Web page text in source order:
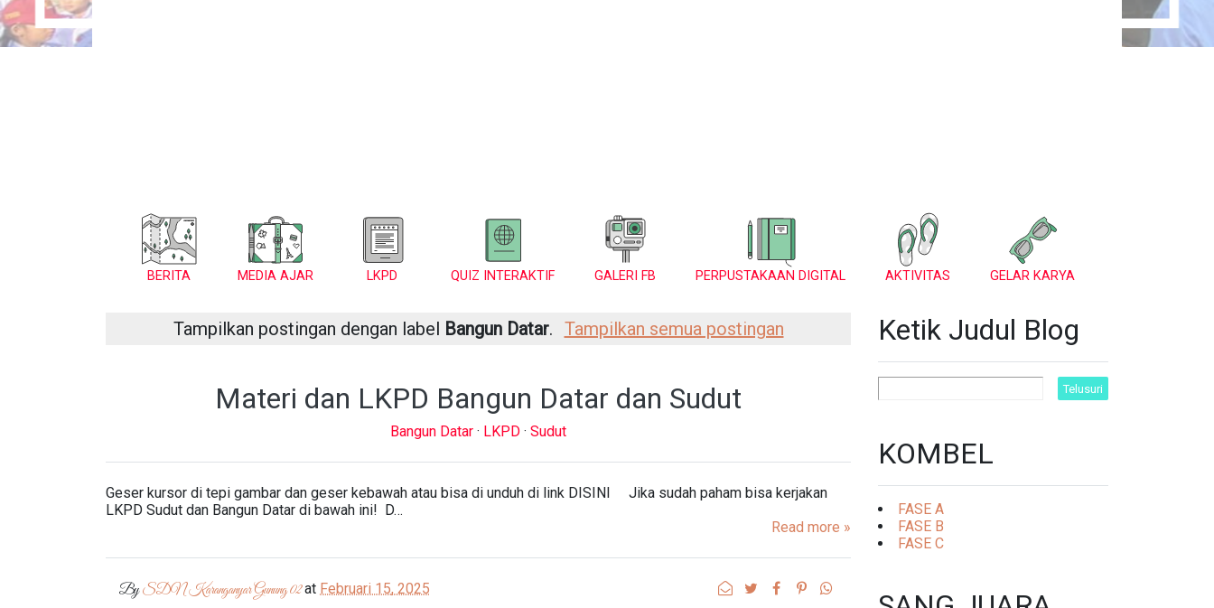
BERITA MEDIA AJAR LKPD QUIZ INTERAKTIF GALERI FB PERPUSTAKAAN DIGITAL AKTIVITAS GELAR KARYA
Tampilkan postingan dengan label Bangun Datar. Tampilkan semua postingan
Materi dan LKPD Bangun Datar dan Sudut
Bangun Datar · LKPD · Sudut
Geser kursor di tepi gambar dan geser kebawah atau bisa di unduh di link DISINI Jika sudah paham bisa kerjakan
LKPD Sudut dan Bangun Datar di bawah ini! D…
Read more »
BySDN Karanganyar Gunung 02at Februari 15, 2025
Ketik Judul Blog
KOMBEL
FASE A
FASE B
FASE C